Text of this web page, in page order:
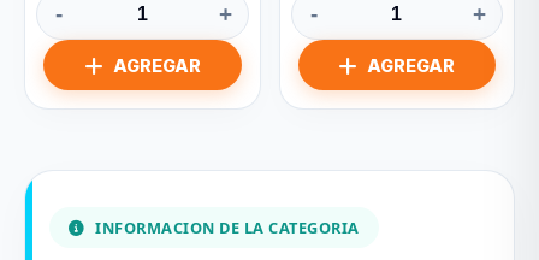
- + - +
INFORMACION DE LA CATEGORIA